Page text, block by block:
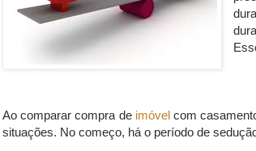
Ao comparar compra de imóvel com
situações. No começo, há o período de